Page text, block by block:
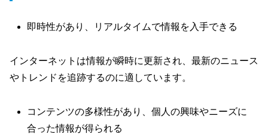
即時性があり、リアルタイムで情報を入手できる
インターネットは情報が瞬時に更新され、最新のニュース
やトレンドを追跡するのに適しています。
コンテンツの多様性があり、個人の興味やニーズに
合った情報が得られる